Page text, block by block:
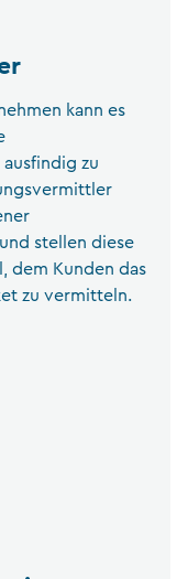
kann es
zu
stellen diese
dem Kunden das
zu vermitteln.